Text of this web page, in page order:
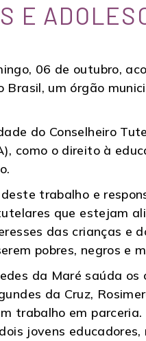
E
06 de outubro,
Brasil, um órgão
do Conselheiro
como o direito à
trabalho e
que estejam
das crianças e
pobres, negros e
da Maré saúda os
da Cruz,
trabalho em
jovens